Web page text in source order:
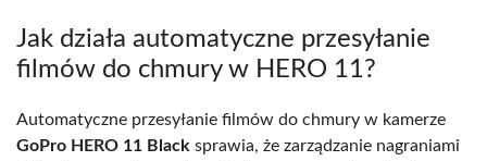
Jak działa automatyczne przesyłanie
filmów do chmury w HERO 11?
Automatyczne przesyłanie filmów do chmury w kamerze
GoPro HERO 11 Black sprawia, że zarządzanie nagraniami